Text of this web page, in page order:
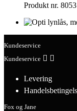
Produkt nr. 8053
Kundeservice
Kundeservice  
Levering
Fox og Jane